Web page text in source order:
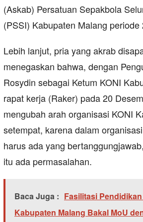
(Askab) Persatuan Sepakbola
(PSSI) Kabupaten Malang periode
Lebih lanjut, pria yang akrab
menegaskan bahwa, dengan
Rosydin sebagai Ketum KONI
rapat kerja (Raker) pada 20
mengubah arah organisasi KONI
setempat, karena dalam
harus ada yang
itu ada permasalahan.
Baca Juga : Fasilitasi
Kabupaten Malang Bakal MoU